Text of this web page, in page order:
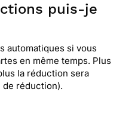
puis-je
automatiques si vous
en même temps. Plus
la réduction sera
réduction).